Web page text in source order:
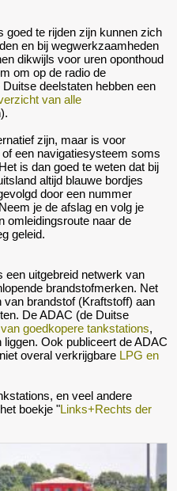
goed te rijden zijn kunnen zich
en bij wegwerkzaamheden
dikwijls voor uren oponthoud
om op de radio de
deelstaten hebben een
van alle
zijn, maar is voor
een navigatiesysteem soms
is dan goed te weten dat bij
altijd blauwe bordjes
door een nummer
je de afslag en volg je
omleidingsroute naar de
geleid.
een uitgebreid netwerk van
brandstofmerken. Net
van brandstof (Kraftstoff) aan
De ADAC (de Duitse
goedkopere tankstations,
Ook publiceert de ADAC
overal verkrijgbare LPG en
en veel andere
boekje "Links+Rechts der